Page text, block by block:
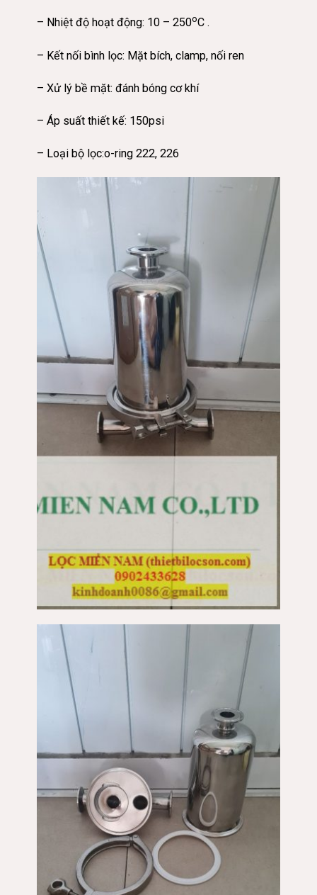
– Nhiệt độ hoạt động: 10 – 250oC .
– Kết nối bình lọc: Mặt bích, clamp, nối ren
– Xử lý bề mặt: đánh bóng cơ khí
– Áp suất thiết kế: 150psi
– Loại bộ lọc:o-ring 222, 226